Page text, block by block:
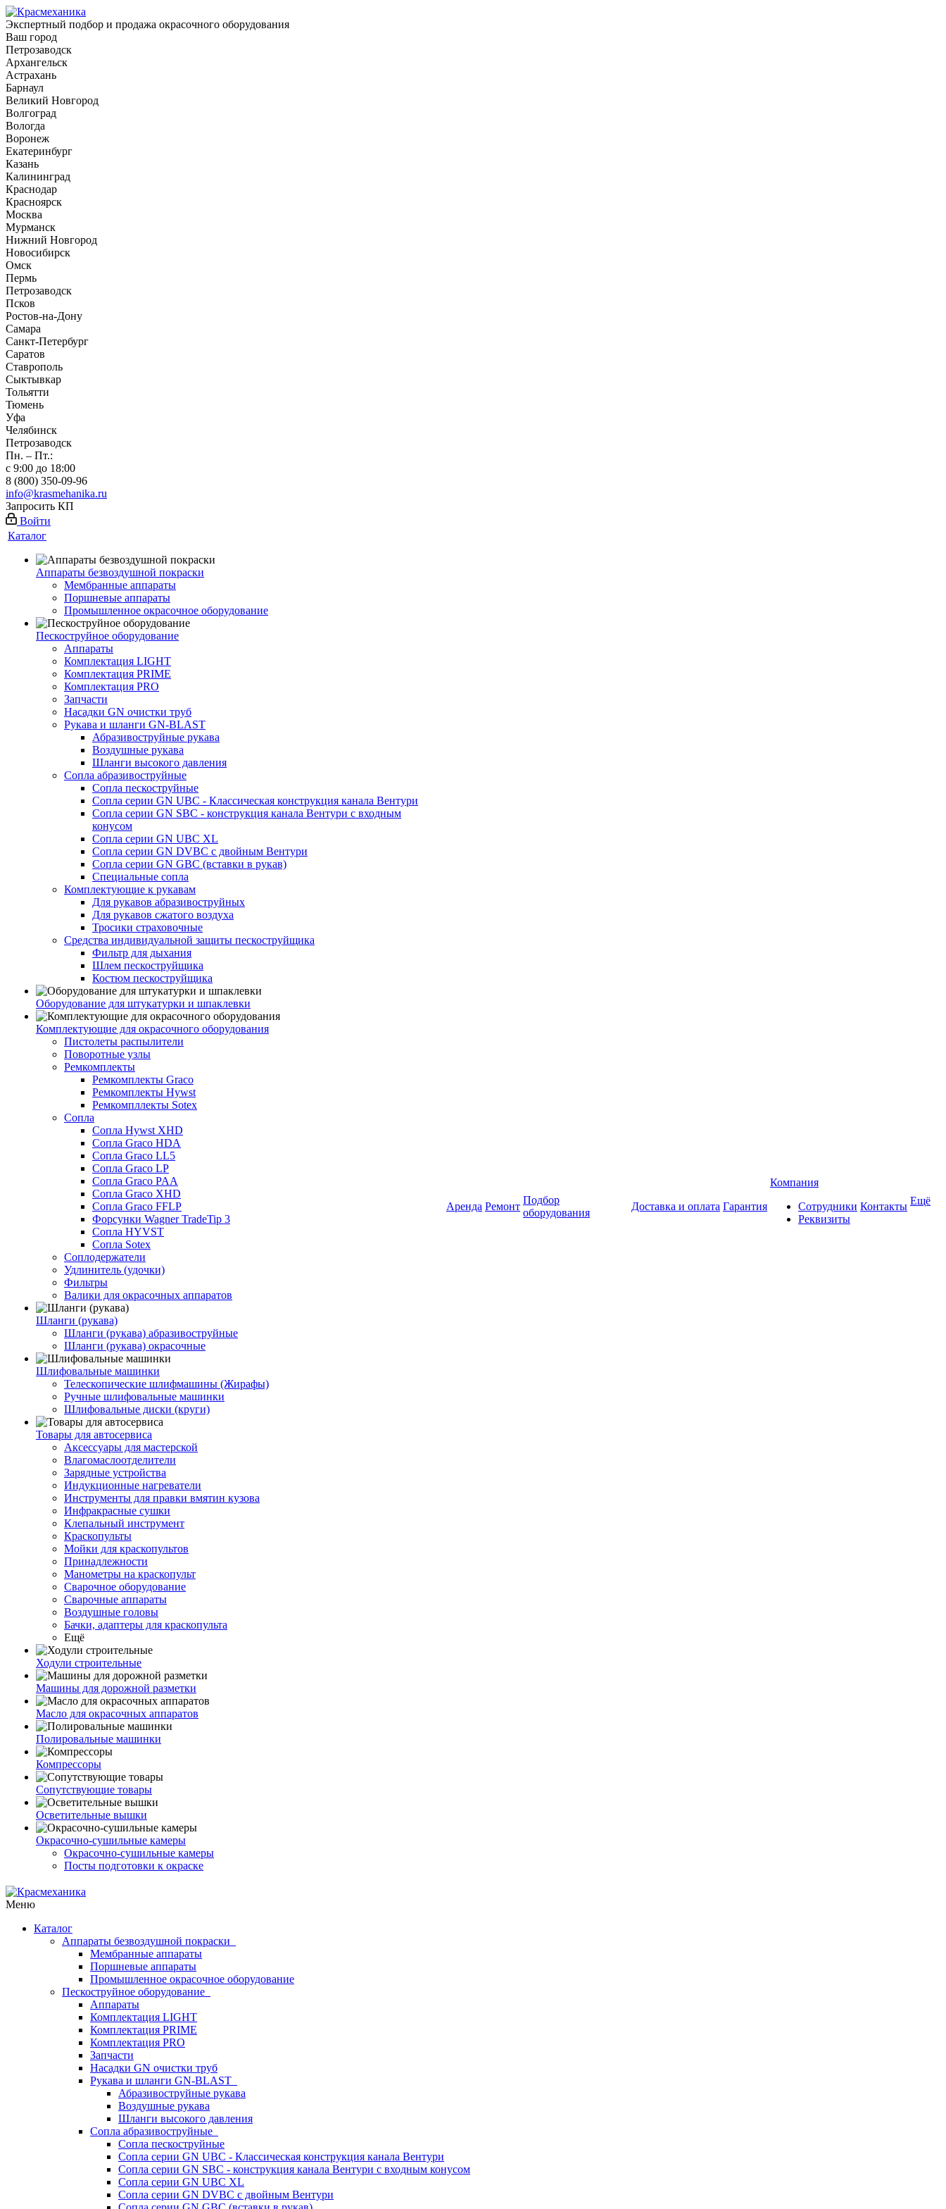
Экспертный подбор и продажа окрасочного оборудования
Ваш город
Петрозаводск
Архангельск
Астрахань
Барнаул
Великий Новгород
Волгоград
Вологда
Воронеж
Екатеринбург
Казань
Калининград
Краснодар
Красноярск
Москва
Мурманск
Нижний Новгород
Новосибирск
Омск
Пермь
Петрозаводск
Псков
Ростов-на-Дону
Самара
Санкт-Петербург
Саратов
Ставрополь
Сыктывкар
Тольятти
Тюмень
Уфа
Челябинск
Петрозаводск
Пн. – Пт.:
с 9:00 до 18:00
8 (800) 350-09-96
info@krasmehanika.ru
Запросить КП
Войти
Каталог
Аппараты безвоздушной покраски
Мембранные аппараты
Поршневые аппараты
Промышленное окрасочное оборудование
Пескоструйное оборудование
Аппараты
Комплектация LIGHT
Комплектация PRIME
Комплектация PRO
Запчасти
Насадки GN очистки труб
Рукава и шланги GN-BLAST
Абразивоструйные рукава
Воздушные рукава
Шланги высокого давления
Сопла абразивоструйные
Сопла пескоструйные
Сопла серии GN UBC - Классическая конструкция канала Вентури
Сопла серии GN SBC - конструкция канала Вентури c входным
конусом
Сопла серии GN UBC XL
Сопла серии GN DVBC с двойным Вентури
Сопла серии GN GBC (вставки в рукав)
Специальные сопла
Комплектующие к рукавам
Для рукавов абразивоструйных
Для рукавов сжатого воздуха
Тросики страховочные
Средства индивидуальной защиты пескоструйщика
Фильтр для дыхания
Шлем пескоструйщика
Костюм пескоструйщика
Оборудование для штукатурки и шпаклевки
Комплектующие для окрасочного оборудования
Пистолеты распылители
Поворотные узлы
Ремкомплекты
Ремкомплекты Graco
Ремкомплекты Hywst
Ремкомпллекты Sotex
Сопла
Сопла Hywst XHD
Сопла Graco HDA
Сопла Graco LL5
Сопла Graco LP
Сопла Graco PAA
Сопла Graco XHD
Сопла Graco FFLP
Форсунки Wagner TradeTip 3
Сопла HYVST
Сопла Sotex
Соплодержатели
Удлинитель (удочки)
Фильтры
Валики для окрасочных аппаратов
Шланги (рукава)
Шланги (рукава) абразивоструйные
Шланги (рукава) окрасочные
Шлифовальные машинки
Телескопические шлифмашины (Жирафы)
Ручные шлифовальные машинки
Шлифовальные диски (круги)
Товары для автосервиса
Аксессуары для мастерской
Влагомаслоотделители
Зарядные устройства
Индукционные нагреватели
Инструменты для правки вмятин кузова
Инфракрасные сушки
Клепальный инструмент
Краскопульты
Мойки для краскопультов
Принадлежности
Манометры на краскопульт
Сварочное оборудование
Сварочные аппараты
Воздушные головы
Бачки, адаптеры для краскопульта
Ещё
Ходули строительные
Машины для дорожной разметки
Масло для окрасочных аппаратов
Полировальные машинки
Компрессоры
Сопутствующие товары
Осветительные вышки
Окрасочно-сушильные камеры
Окрасочно-сушильные камеры
Посты подготовки к окраске
Аренда Ремонт
Подбор
оборудования
Доставка и оплата Гарантия
Компания
Сотрудники
Реквизиты
Контакты Ещё
Меню
Каталог
Аппараты безвоздушной покраски
Мембранные аппараты
Поршневые аппараты
Промышленное окрасочное оборудование
Пескоструйное оборудование
Аппараты
Комплектация LIGHT
Комплектация PRIME
Комплектация PRO
Запчасти
Насадки GN очистки труб
Рукава и шланги GN-BLAST
Абразивоструйные рукава
Воздушные рукава
Шланги высокого давления
Сопла абразивоструйные
Сопла пескоструйные
Сопла серии GN UBC - Классическая конструкция канала Вентури
Сопла серии GN SBC - конструкция канала Вентури c входным конусом
Сопла серии GN UBC XL
Сопла серии GN DVBC с двойным Вентури